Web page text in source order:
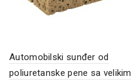
proizvoda.
Automobilski sunđer od
poliuretanske pene sa velikim